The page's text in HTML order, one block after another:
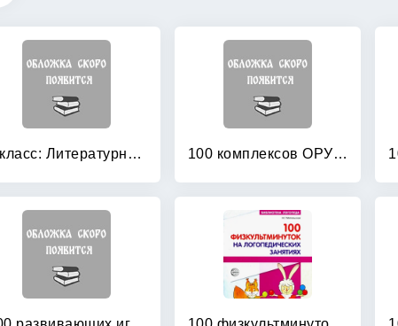
1 класс: Литературное чтение. Методические рекомендации. ФГОС 100 комплексов ОРУ для младших дошкольников с использованием стандартного и нестандартного оборудования